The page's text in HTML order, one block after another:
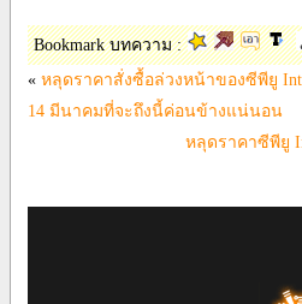
Bookmark บทความ :
« หลุดราคาสั่งซื้อล่วงหน้าของซีพียู
14 มีนาคมที่จะถึงนี้ค่อนข้างแน่นอน
หลุดราคาซีพียู